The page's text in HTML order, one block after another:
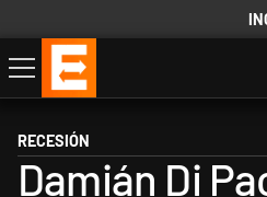
Economía
Política
Internacional
Actualidad
Descargá la App
RECESIÓN
Damián Di